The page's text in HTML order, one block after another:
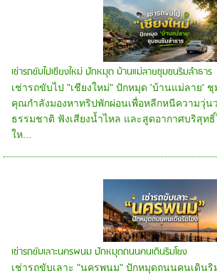
เช่ารถขับไปเชียงใหม่ ปักหมุด บ้านแม่ลายชุมชนริมลำธาร
เช่ารถขับไป "เชียงใหม่" ปักหมุด 'บ้านแม่ลาย'
คุณกำลังมองหาทริปพักผ่อนเพื่อหลีกหนีความวุ่น
ธรรมชาติ ฟังเสียงน้ำไหล และสูดอากาศบริสุทธิ์
ให...
เช่ารถขับเลาะนครพนม ปักหมุดถนนคนเดินริมโขง
เช่ารถขับเลาะ "นครพนม" ปักหมุดถนนคนเดินริ